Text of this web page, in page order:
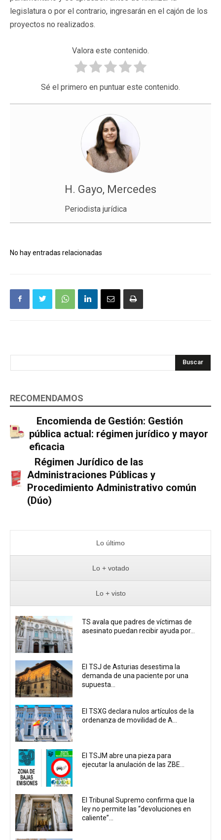
legislatura o por el contrario, ingresarán en el cajón de los
proyectos no realizados.
Valora este contenido.
Sé el primero en puntuar este contenido.
H. Gayo, Mercedes
Periodista jurídica
No hay entradas relacionadas
Buscar
RECOMENDAMOS
Encomienda de Gestión: Gestión
pública actual: régimen jurídico y mayor
eficacia
Régimen Jurídico de las
Administraciones Públicas y
Procedimiento Administrativo común
(Dúo)
Lo último
Lo + votado
Lo + visto
TS avala que padres de víctimas de
asesinato puedan recibir ayuda por...
El TSJ de Asturias desestima la
demanda de una paciente por una
supuesta...
El TSXG declara nulos artículos de la
ordenanza de movilidad de A...
El TSJM abre una pieza para
ejecutar la anulación de las ZBE...
El Tribunal Supremo confirma que la
ley no permite las “devoluciones en
caliente”...